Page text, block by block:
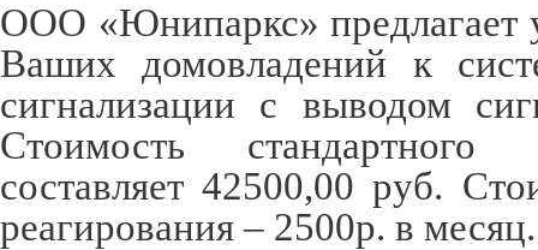
ООО «Юнипаркс» предлагает
Ваших домовладений к
сигнализации с выводом
Стоимость стандартного
составляет 42500,00 руб.
реагирования – 2500р. в месяц.